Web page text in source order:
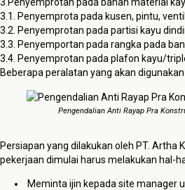
3.1.
Penyemprota pada kusen, pintu,
3.2. Penyemprotan pada partisi kayu
3.3. Penyemportan pada rangka pada
3.4. Penyemprotan pada plafon kayu/
Beberapa peralatan yang akan
Pengendalian Anti Rayap Pra
Persiapan yang dilakukan oleh PT. Artha
pekerjaan dimulai harus melakukan hal-
Meminta ijin kepada site manager